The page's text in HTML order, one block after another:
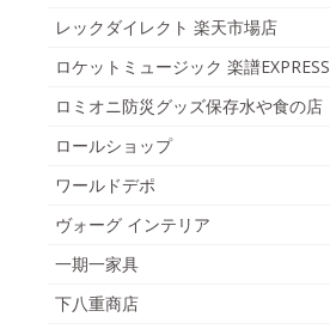
レックダイレクト 楽天市場店
ロケットミュージック 楽譜EXPRESS
ロミオニ防災グッズ保存水や食の店
ロールショップ
ワールドデポ
ヴォーグ インテリア
一期一家具
下八重商店